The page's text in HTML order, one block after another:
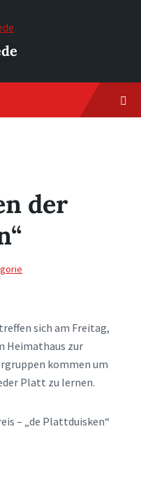
der
sich am Freitag,
Heimathaus zur
kommen um
Platt zu lernen.
– „de Plattduisken“